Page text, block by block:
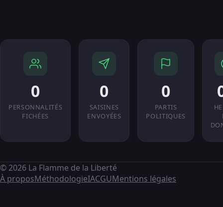
0
PERSONNALITÉS
FICHÉES
0
SAISINES
ENVOYÉES
0
PARTIS
POLITIQUES
© 2026 La Flamme de la Liberté
À proposMéthodologieIACGUMentions légales